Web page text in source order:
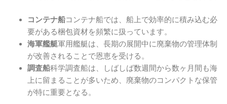
コンテナ船コンテナ船では、船上で効率的に積み込む必
要がある梱包資材を頻繁に扱っています。
海軍艦艇軍用艦艇は、長期の展開中に廃棄物の管理体制
が改善されることで恩恵を受ける。
調査船科学調査船は、しばしば数週間から数ヶ月間も海
上に留まることが多いため、廃棄物のコンパクトな保管
が特に重要となる。